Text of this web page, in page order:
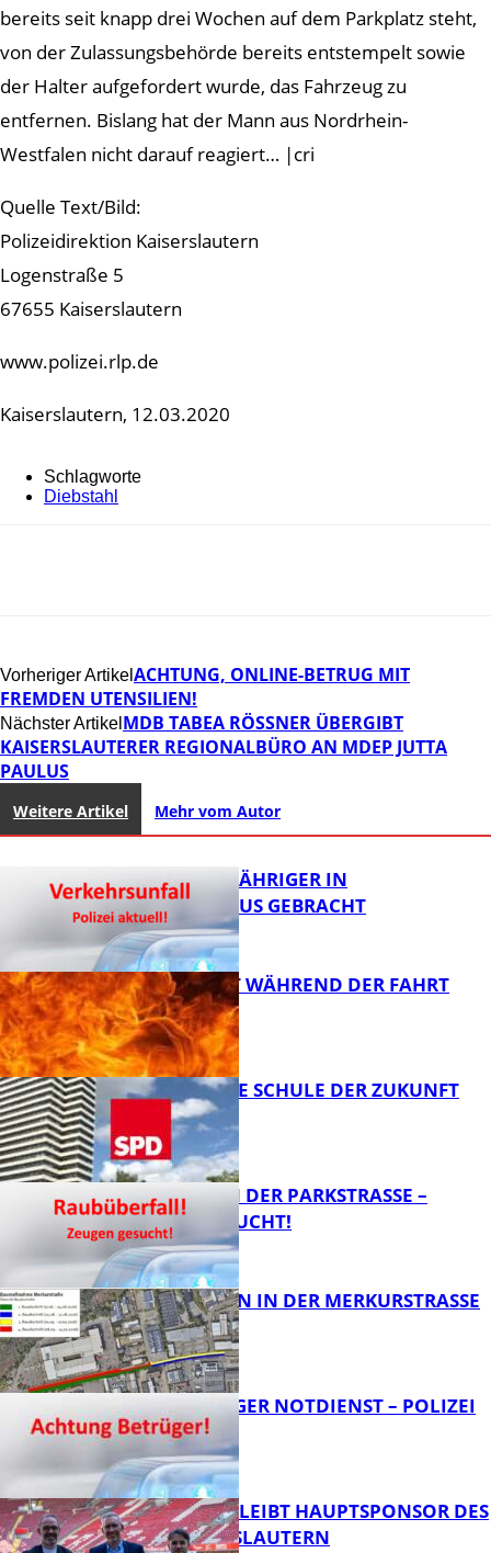
bereits seit knapp drei Wochen auf dem Parkplatz steht,
von der Zulassungsbehörde bereits entstempelt sowie
der Halter aufgefordert wurde, das Fahrzeug zu
entfernen. Bislang hat der Mann aus Nordrhein-
Westfalen nicht darauf reagiert… |cri
Quelle Text/Bild:
Polizeidirektion Kaiserslautern
Logenstraße 5
67655 Kaiserslautern
www.polizei.rlp.de
Kaiserslautern, 12.03.2020
Schlagworte
Diebstahl
Vorheriger Artikel ACHTUNG, ONLINE-BETRUG MIT
FREMDEN UTENSILIEN!
Nächster Artikel MDB TABEA RÖSSNER ÜBERGIBT K
AISERSLAUTERER REGIONALBÜRO AN MDEP JUTTA P
AULUS
Weitere Artikel Mehr vom Autor
FB News
UNFALL: 58-JÄHRIGER IN
KRANKENHAUS GEBRACHT
FB News
AUTO FÄNGT WÄHREND DER FAHRT
FEUER
WIE SIEHT DIE SCHULE DER ZUKUNFT
AUS?
FB News
ÜBERFALL IN DER PARKSTRASSE – Z
EUGEN GESUCHT!
BAUARBEITEN IN DER MERKURSTRASSE
FRAGWÜRDIGER NOTDIENST – POLIZEI
WARNT
NOVOLINE BLEIBT HAUPTSPONSOR DES
1. FC KAISERSLAUTERN